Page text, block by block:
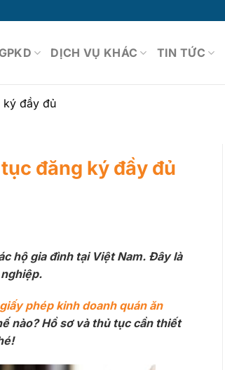
DỊCH VỤ KHÁC TIN TỨC
ký đầy đủ
đăng ký đầy đủ
hộ gia đình tại Việt Nam. Đây là
giấy phép kinh doanh quán ăn
nào? Hồ sơ và thủ tục cần thiết